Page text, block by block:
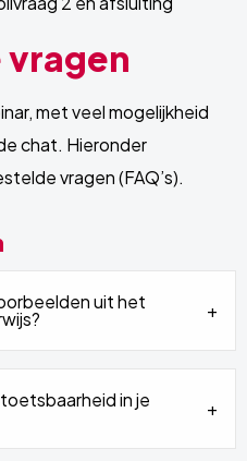
met veel mogelijkheid
chat. Hieronder
vragen (FAQ’s).
uit het
in je